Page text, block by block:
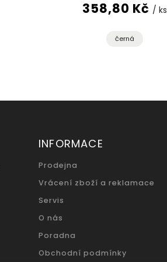
358,80 Kč / ks
černá
INFORMACE
Prodejna
Vrácení zboží a reklamace
Servis
O nás
Poradna
Obchodní podmínky